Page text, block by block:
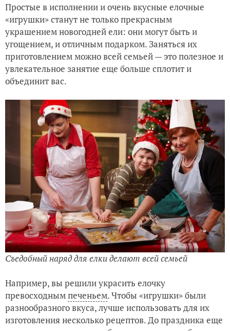
Простые в исполнении и очень вкусные елочные
«игрушки» станут не только прекрасным
украшением новогодней ели: они могут быть и
угощением, и отличным подарком. Заняться их
приготовлением можно всей семьей — это полезное и
увлекательное занятие еще больше сплотит и
объединит вас.
Съедобный наряд для елки делают всей семьей
Например, вы решили украсить елочку
превосходнымпеченьем. Чтобы «игрушки» были
разнообразного вкуса, лучше использовать для их
изготовления несколько рецептов. До праздника еще